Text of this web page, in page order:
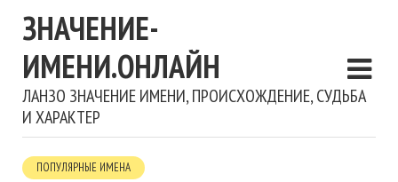
ЗНАЧЕНИЕ-
ИМЕНИ.ОНЛАЙН
ЛАНЗО ЗНАЧЕНИЕ ИМЕНИ, ПРОИСХОЖДЕНИЕ, СУДЬБА
И ХАРАКТЕР
ПОПУЛЯРНЫЕ ИМЕНА